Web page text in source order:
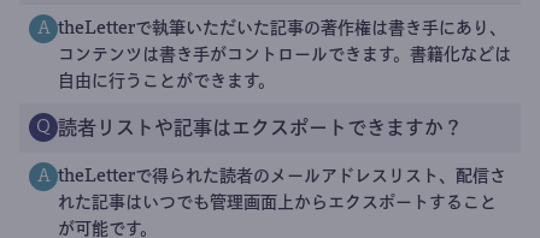
A theLetterで執筆いただいた記事の著作権は書き手にあり、
コンテンツは書き手がコントロールできます。書籍化などは
自由に行うことができます。
Q 読者リストや記事はエクスポートできますか？
A theLetterで得られた読者のメールアドレスリスト、配信さ
れた記事はいつでも管理画面上からエクスポートすること
が可能です。